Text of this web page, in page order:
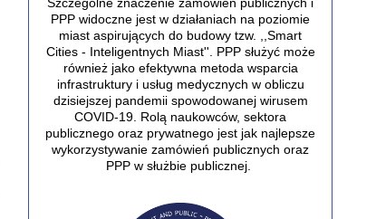
PPP widoczne jest w działaniach na poziomie
miast aspirujących do budowy tzw. ,,Smart
Cities - Inteligentnych Miast''. PPP służyć może
również jako efektywna metoda wsparcia
infrastruktury i usług medycznych w obliczu
dzisiejszej pandemii spowodowanej wirusem
COVID-19. Rolą naukowców, sektora
publicznego oraz prywatnego jest jak najlepsze
wykorzystywanie zamówień publicznych oraz
PPP w służbie publicznej.